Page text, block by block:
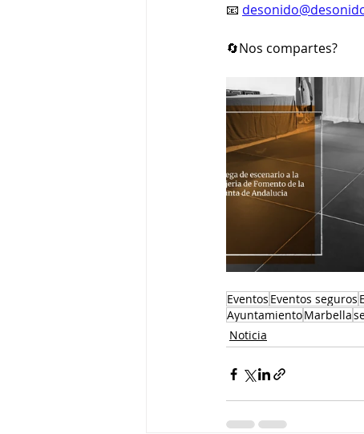
📧
🔄Nos compartes?
Eventos Eventos seguros
AyuntamientoMarbella
Noticia